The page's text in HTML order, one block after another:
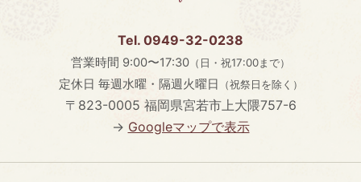
Tel. 0949-32-0238
営業時間 9:00〜17:30 （日・祝17:00まで）
定休日 毎週水曜・隔週火曜日 （祝祭日を除く）
〒823-0005 福岡県宮若市上大隈757-6
→ Googleマップで表示